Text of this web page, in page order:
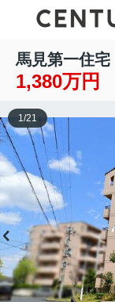
馬見第一住
1,380万円
1/21